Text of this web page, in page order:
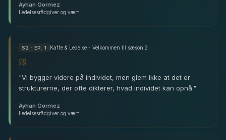
Ayhan Gormez
Ledelsesrådgiver og vært
S 2 · EP. 1 Kaffe & Ledelse - Velkommen til sæson 2
"Vi bygger videre på individet, men glem ikke at det er
strukturerne, der ofte dikterer, hvad individet kan opnå."
Ayhan Gormez
Ledelsesrådgiver og vært